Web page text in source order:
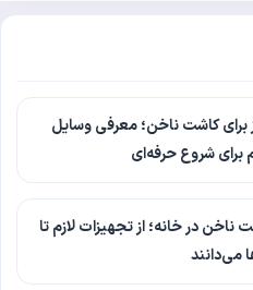
برای کاشت ناخن؛ معرفی وسایل
شروع حرفه‌ای
ناخن در خانه؛ از تجهیزات لازم تا
می‌دانند